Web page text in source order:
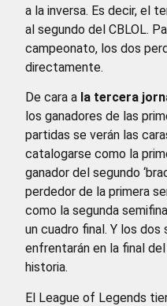
a la inversa. Es decir, el
al segundo del CBLOL.
campeonato, los dos
directamente.
De cara a la tercera
los ganadores de las
partidas se verán las
catalogarse como la
ganador del segundo
perdedor de la primera
como la segunda
un cuadro final. Y los
enfrentarán en la final
historia.
El League of Legends